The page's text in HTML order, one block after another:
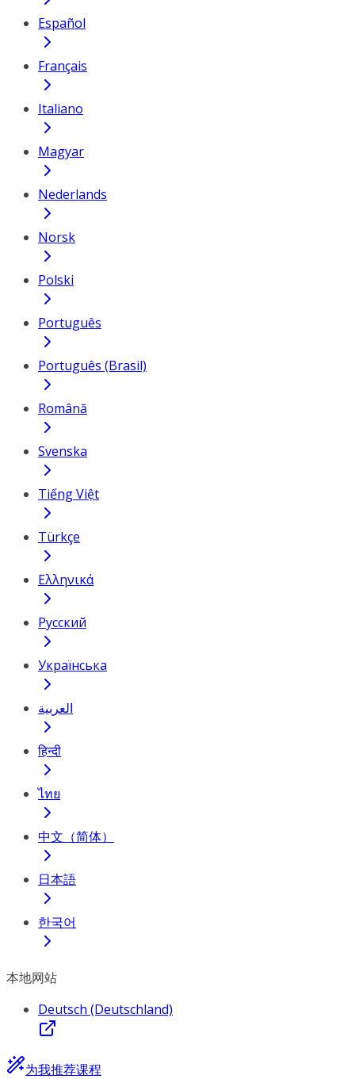
Español
Français
Italiano
Magyar
Nederlands
Norsk
Polski
Português
Português (Brasil)
Română
Svenska
Tiếng Việt
Türkçe
Ελληνικά
Русский
Українська
العربية
हिन्दी
ไทย
中文（简体）
日本語
한국어
本地网站
Deutsch (Deutschland)
为我推荐课程